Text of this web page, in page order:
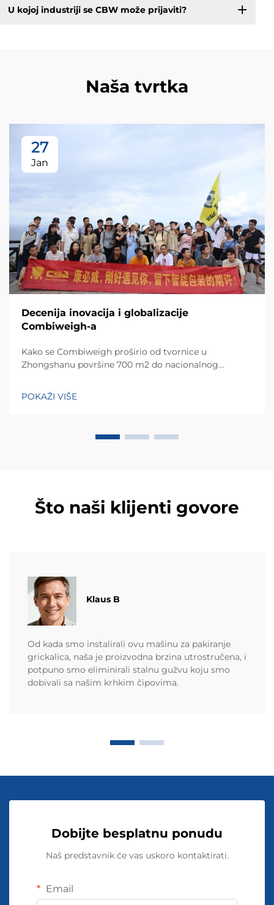
U kojoj industriji se CBW može prijaviti?
Naša tvrtka
27
Jan
Decenija inovacija i globalizacije
Combiweigh-a
Kako se Combiweigh proširio od tvornice u
Zhongshanu površine 700 m2 do nacionalnog
zemalja. Otkrijte njihova inteligentna rješenja za
POKAŽI VIŠE
Što naši klijenti govore
Klaus B
Od kada smo instalirali ovu mašinu za pakiranje
grickalica, naša je proizvodna brzina utrostručena, i
potpuno smo eliminirali stalnu gužvu koju smo
dobivali sa našim krhkim čipovima.
Dobijte besplatnu ponudu
Naš predstavnik će vas uskoro kontaktirati.
Email